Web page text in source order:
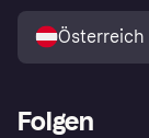
Österreich
Folgen